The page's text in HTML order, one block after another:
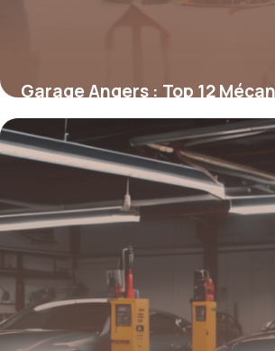
Garage Angers : Top 12
6 mai 2026